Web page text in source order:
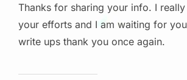
Thanks for sharing your info. I
your efforts and I am waiting for
write ups thank you once again.